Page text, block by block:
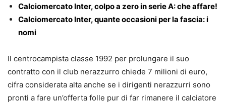
Calciomercato Inter, colpo a zero in serie A: che affare!
Calciomercato Inter, quante occasioni per la fascia: i
nomi
Il centrocampista classe 1992 per prolungare il suo
contratto con il club nerazzurro chiede 7 milioni di euro,
cifra considerata alta anche se i dirigenti nerazzurri sono
pronti a fare un’offerta folle pur di far rimanere il calciatore